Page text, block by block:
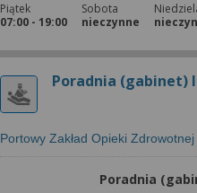
Piątek
07:00 - 19:00
Sobota
nieczynne
Poradnia (gabinet)
Portowy Zakład Opieki Zdrowotnej
Poradnia